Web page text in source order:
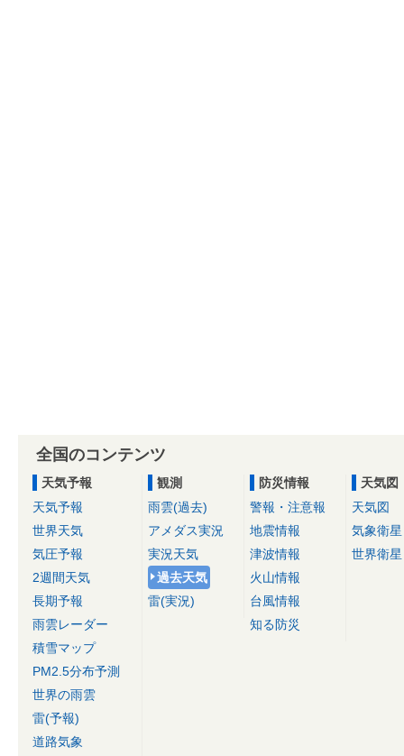
全国のコンテンツ
天気予報
天気予報
世界天気
気圧予報
2週間天気
長期予報
雨雲レーダー
積雪マップ
PM2.5分布予測
世界の雨雲
雷(予報)
道路気象
観測
雨雲(過去)
アメダス実況
実況天気
過去天気
雷(実況)
防災情報
警報・注意報
地震情報
津波情報
火山情報
台風情報
知る防災
天気図
天気図
気象衛星
世界衛星